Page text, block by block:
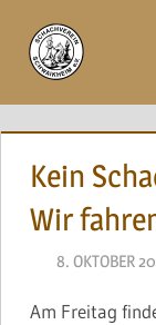
Inhalt
springen
Kein
Wir
8. OKTOBER
Am Freitag